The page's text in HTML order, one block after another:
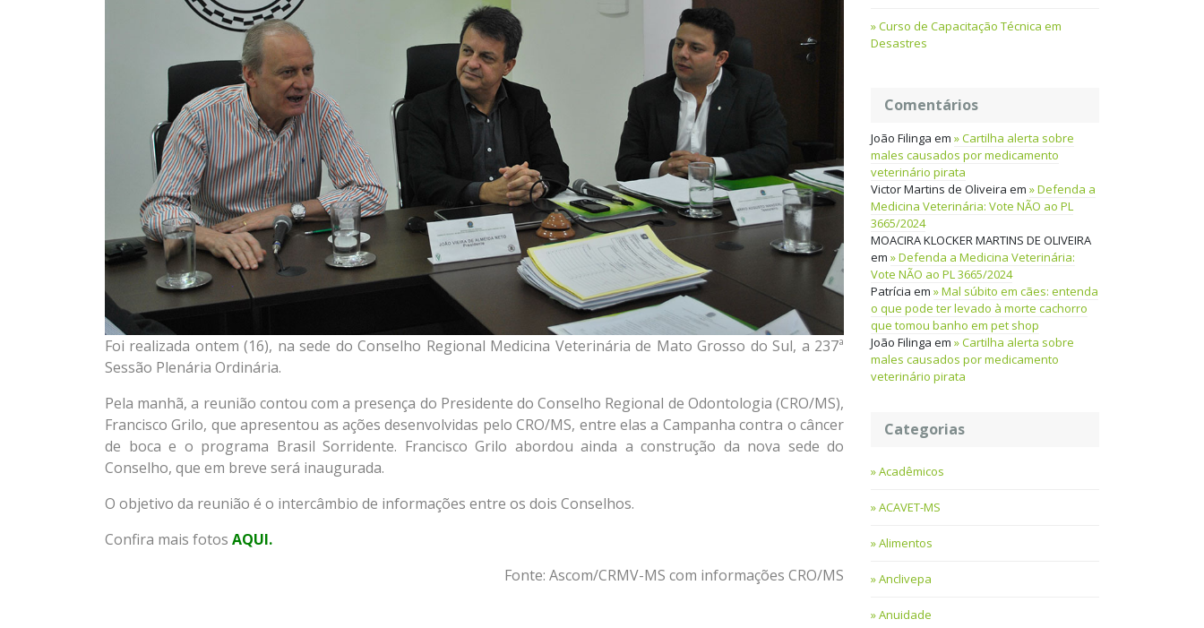
Foi realizada ontem (16), na sede do Conselho Regional Medicina Veterinária de Mato Grosso do Sul, a 237ª
Sessão Plenária Ordinária.
Pela manhã, a reunião contou com a presença do Presidente do Conselho Regional de Odontologia (CRO/MS),
Francisco Grilo, que apresentou as ações desenvolvidas pelo CRO/MS, entre elas a Campanha contra o câncer
de boca e o programa Brasil Sorridente. Francisco Grilo abordou ainda a construção da nova sede do
Conselho, que em breve será inaugurada.
O objetivo da reunião é o intercâmbio de informações entre os dois Conselhos.
Confira mais fotos AQUI.
Fonte: Ascom/CRMV-MS com informações CRO/MS
Curso de Capacitação Técnica em
Desastres
Comentários
João Filinga em
Cartilha alerta sobre
males causados por medicamento
veterinário pirata
Victor Martins de Oliveira em
Defenda a
Medicina Veterinária: Vote NÃO ao PL
3665/2024
MOACIRA KLOCKER MARTINS DE OLIVEIRA
em
Defenda a Medicina Veterinária:
Vote NÃO ao PL 3665/2024
Patrícia em
Mal súbito em cães: entenda
o que pode ter levado à morte cachorro
que tomou banho em pet shop
João Filinga em
Cartilha alerta sobre
males causados por medicamento
veterinário pirata
Categorias
Acadêmicos
ACAVET-MS
Alimentos
Anclivepa
Anuidade